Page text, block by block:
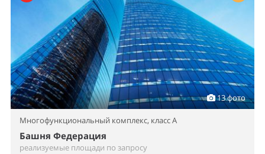
13 фото
Многофункциональный комплекс, класс A
Башня Федерация
реализуемые площади по запросу